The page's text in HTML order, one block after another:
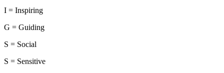
I = Inspiring
G = Guiding
S = Social
S = Sensitive